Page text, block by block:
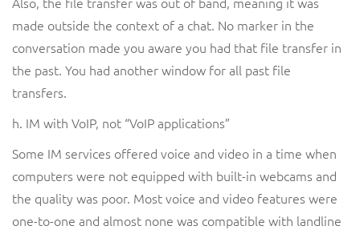
made outside the context of a chat. No marker in the
conversation made you aware you had that file transfer in
the past. You had another window for all past file
transfers.
h. IM with VoIP, not “VoIP applications”
Some IM services offered voice and video in a time when
computers were not equipped with built-in webcams and
the quality was poor. Most voice and video features were
one-to-one and almost none was compatible with landline